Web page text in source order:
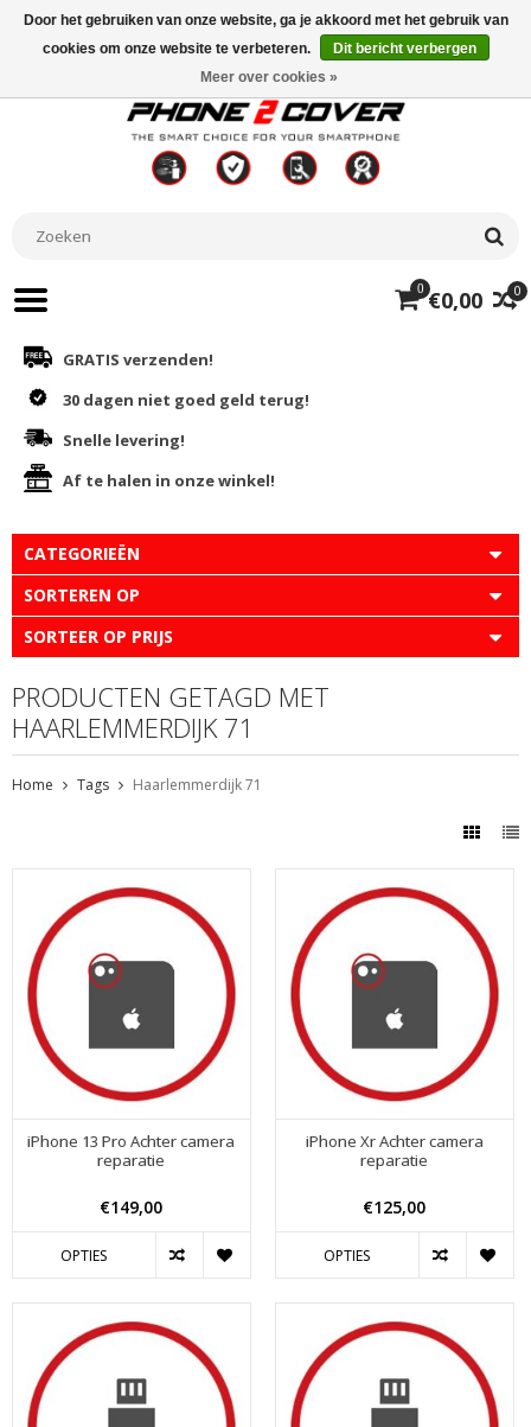
0
0 €0,00
GRATIS verzenden!
30 dagen niet goed geld terug!
Snelle levering!
Af te halen in onze winkel!
CATEGORIEËN
SORTEREN OP
SORTEER OP PRIJS
PRODUCTEN GETAGD MET
HAARLEMMERDIJK 71
Home Tags Haarlemmerdijk 71
iPhone 13 Pro Achter camera
reparatie
€149,00
OPTIES
iPhone Xr Achter camera
reparatie
€125,00
OPTIES
Door het gebruiken van onze website, ga je akkoord met het gebruik van
cookies om onze website te verbeteren.
Dit bericht verbergen
Meer over cookies »